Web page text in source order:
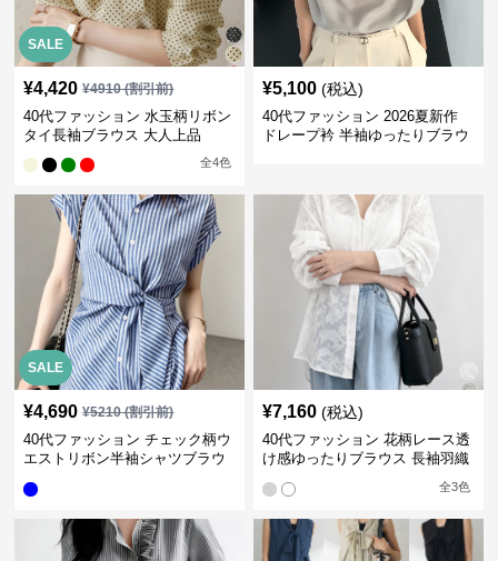
SALE
¥4,420 ¥4910(割引前)
40代ファッション 水玉柄リボン
タイ長袖ブラウス 大人上品
全4色
¥5,100 (税込)
40代ファッション 2026夏新作
ドレープ衿 半袖ゆったりブラウ
SALE
¥4,690 ¥5210(割引前)
40代ファッション チェック柄ウ
エストリボン半袖シャツブラウ
¥7,160 (税込)
40代ファッション 花柄レース透
け感ゆったりブラウス 長袖羽織
全3色